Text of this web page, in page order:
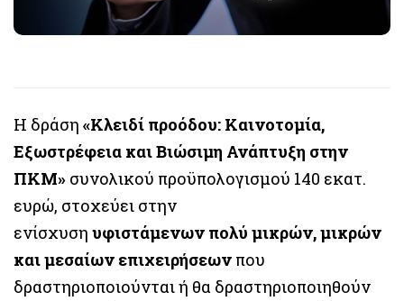
Η δράση «Κλειδί προόδου: Καινοτομία,
Εξωστρέφεια και Βιώσιμη Ανάπτυξη στην
ΠΚΜ» συνολικού προϋπολογισμού 140 εκατ.
ευρώ, στοχεύει στην
ενίσχυση υφιστάμενων πολύ μικρών, μικρών
και μεσαίων επιχειρήσεων που
δραστηριοποιούνται ή θα δραστηριοποιηθούν